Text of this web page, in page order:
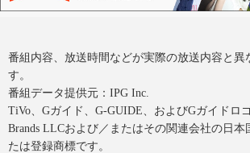
番組内容、放送時間などが実際の放送内容と異
す。
番組データ提供元：IPG Inc.
TiVo、Gガイド、G-GUIDE、およびGガイドロ
Brands LLCおよび／またはその関連会社の日本
たは登録商標です。